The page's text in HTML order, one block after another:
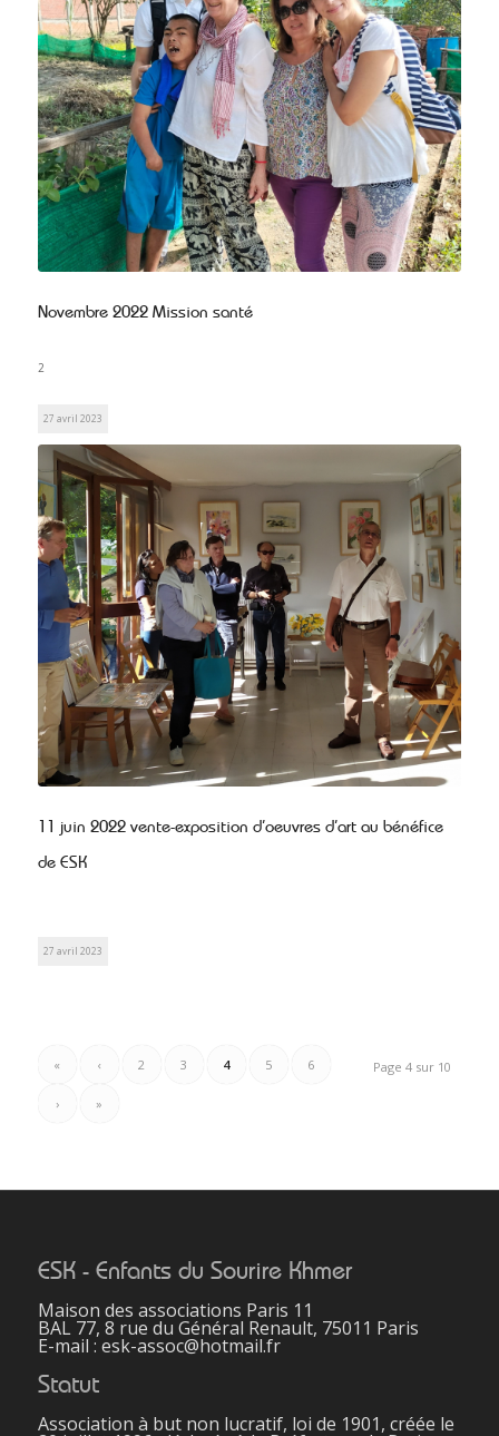
Novembre 2022 Mission santé
2
27 avril 2023
11 juin 2022 vente-exposition d’oeuvres d’art au bénéfice
de ESK
27 avril 2023
Page 4 sur 10
« ‹ 2 3 4 5 6
› »
ESK - Enfants du Sourire Khmer
Maison des associations Paris 11
BAL 77, 8 rue du Général Renault, 75011 Paris
E-mail : esk-assoc@hotmail.fr
Statut
Association à but non lucratif, loi de 1901, créée le